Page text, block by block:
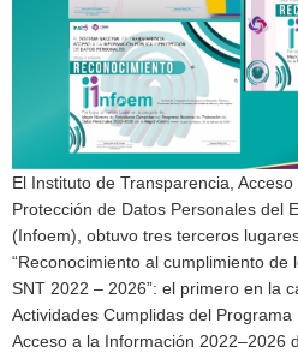
El Instituto de Transparencia,
Protección de Datos Personales del
(Infoem), obtuvo tres terceros
“Reconocimiento al cumplimiento
SNT 2022 – 2026”: el primero en la
Actividades Cumplidas del
Acceso a la Información 2022–2026